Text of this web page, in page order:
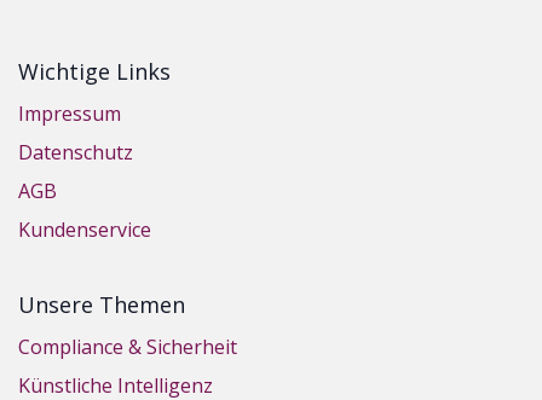
Wichtige Links
Impressum
Datenschutz
AGB
Kundenservice
Unsere Themen
Compliance & Sicherheit
Künstliche Intelligenz